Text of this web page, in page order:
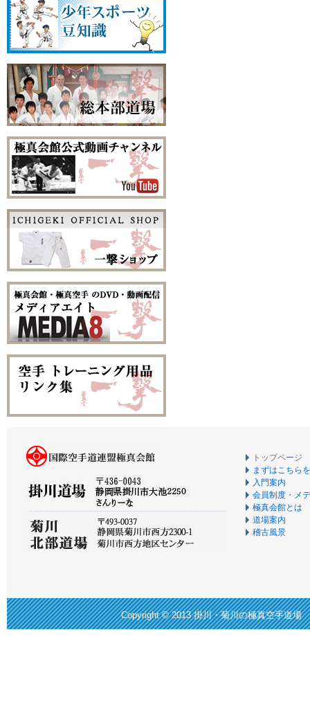
トップページ
まずはこちら
入門案内
会員制度・メ
極真会館とは
道場案内
稽古風景
Copyright © 2013掛川・菊川の極真空手道